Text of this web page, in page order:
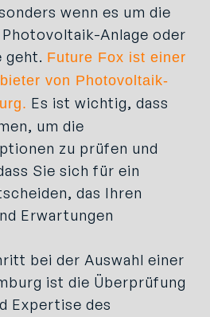
wenn es um die
Anlage oder
geht. Future Fox ist einer
von Photovoltaik-
Es ist wichtig, dass
um die
zu prüfen und
Sie sich für ein
das Ihren
Erwartungen
bei der Auswahl einer
ist die Überprüfung
Expertise des